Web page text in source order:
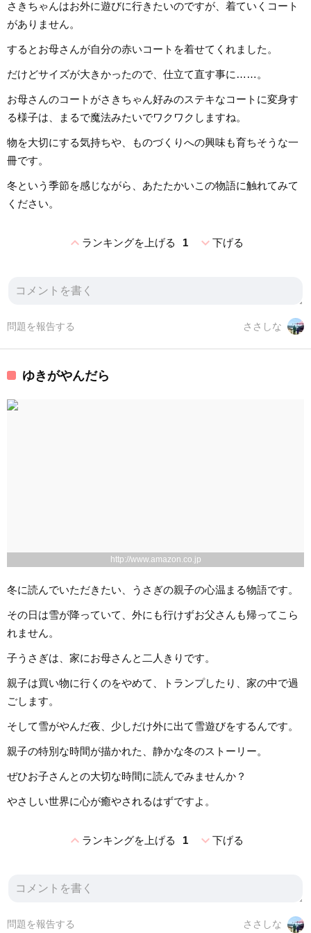
さきちゃんはお外に遊びに行きたいのですが、着ていくコート
がありません。
するとお母さんが自分の赤いコートを着せてくれました。
だけどサイズが大きかったので、仕立て直す事に……。
お母さんのコートがさきちゃん好みのステキなコートに変身す
る様子は、まるで魔法みたいでワクワクしますね。
物を大切にする気持ちや、ものづくりへの興味も育ちそうな一
冊です。
冬という季節を感じながら、あたたかいこの物語に触れてみて
ください。
expand_lessランキングを上げる 1 expand_more下げる
ささしな
問題を報告する
ゆきがやんだら
http://www.amazon.co.jp
冬に読んでいただきたい、うさぎの親子の心温まる物語です。
その日は雪が降っていて、外にも行けずお父さんも帰ってこら
れません。
子うさぎは、家にお母さんと二人きりです。
親子は買い物に行くのをやめて、トランプしたり、家の中で過
ごします。
そして雪がやんだ夜、少しだけ外に出て雪遊びをするんです。
親子の特別な時間が描かれた、静かな冬のストーリー。
ぜひお子さんとの大切な時間に読んでみませんか？
やさしい世界に心が癒やされるはずですよ。
expand_lessランキングを上げる 1 expand_more下げる
ささしな
問題を報告する